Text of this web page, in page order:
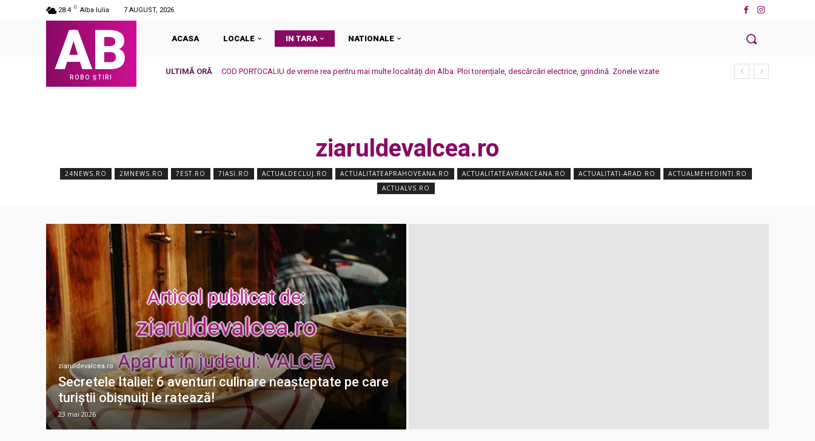
28.4 C Alba Iulia 7 AUGUST, 2026
AB
ROBO ȘTIRI
ACASA LOCALE IN TARA NATIONALE
ULTIMĂ ORĂ COD PORTOCALIU de vreme rea pentru mai multe localități din Alba: Ploi torențiale, descărcări electrice, grindină. Zonele vizate
ziaruldevalcea.ro
24NEWS.RO 2MNEWS.RO 7EST.RO 7IASI.RO ACTUALDECLUJ.RO ACTUALITATEAPRAHOVEANA.RO ACTUALITATEAVRANCEANA.RO ACTUALITATI-ARAD.RO
ACTUALMEHEDINTI.RO
ACTUALVS.RO
ziaruldevalcea.ro
Secretele Italiei: 6 aventuri culinare neașteptate pe care
turiștii obișnuiți le ratează!
23 mai 2026